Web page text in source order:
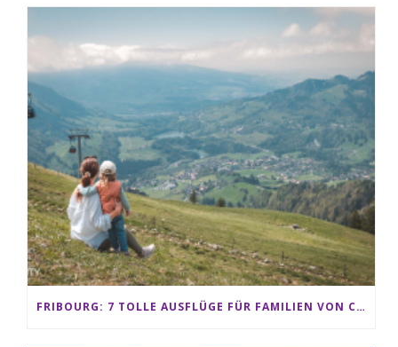
FRIBOURG: 7 TOLLE AUSFLÜGE FÜR FAMILIEN VON CHARMEY BIS LES PACCOTS